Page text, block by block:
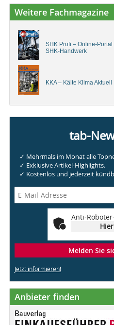
Weitere Fachmagazine
SHK Profi – Online-Portal
SHK-Handwerk
KKA – Kälte Klima Aktuell
tab-
✓ Mehrmals im Monat alle
✓ Exklusive Artikel-Highlights.
✓ Kostenlos und jederzeit
Anti-
Melden Sie
Jetzt informieren!
Anbieter finden